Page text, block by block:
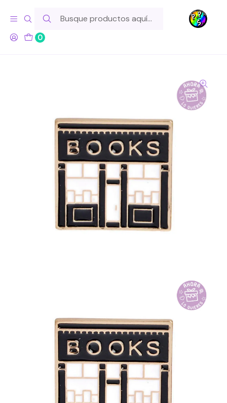
0
Hola! Si tu pedido incluye productos de fabricación propia,
ten en cuenta este tiempo para el despacho